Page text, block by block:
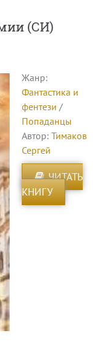
(СИ)
Жанр:
Фантастика и
фентези /
Попаданцы
Автор: Тимаков
Сергей
ЧИТАТЬ
КНИГУ